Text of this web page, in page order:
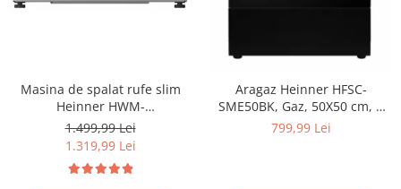
Masina de spalat rufe slim
Heinner HWM-
M814IVSMNA+++, 8 kg, 1400
rpm, Clasa A, Motor inverter,
Display digital, Blocare acces
copii, Alb
1.499,99 Lei
1.319,99 Lei
Aragaz Heinner HFSC-
SME50BK, Gaz, 50X50 cm, 4
arzatoare, Dispozitiv
799,99 Lei